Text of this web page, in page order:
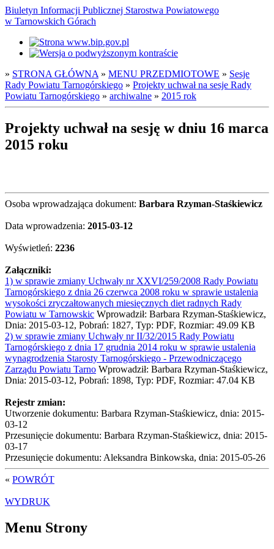
Biuletyn Informacji Publicznej Starostwa Powiatowego
w Tarnowskich Górach
» STRONA GŁÓWNA » MENU PRZEDMIOTOWE » Sesje
Rady Powiatu Tarnogórskiego » Projekty uchwał na sesje Rady
Powiatu Tarnogórskiego » archiwalne » 2015 rok
Projekty uchwał na sesję w dniu 16 marca
2015 roku
Osoba wprowadzająca dokument: Barbara Rzyman-Staśkiewicz
Data wprowadzenia: 2015-03-12
Wyświetleń: 2236
Załączniki:
1) w sprawie zmiany Uchwały nr XXVI/259/2008 Rady Powiatu
Tarnogórskiego z dnia 26 czerwca 2008 roku w sprawie ustalenia
wysokości zryczałtowanych miesięcznych diet radnych Rady
Powiatu w Tarnowskic Wprowadził: Barbara Rzyman-Staśkiewicz,
Dnia: 2015-03-12, Pobrań: 1827, Typ: PDF, Rozmiar: 49.09 KB
2) w sprawie zmiany Uchwały nr II/32/2015 Rady Powiatu
Tarnogórskiego z dnia 17 grudnia 2014 roku w sprawie ustalenia
wynagrodzenia Starosty Tarnogórskiego - Przewodniczącego
Zarządu Powiatu Tarno Wprowadził: Barbara Rzyman-Staśkiewicz,
Dnia: 2015-03-12, Pobrań: 1898, Typ: PDF, Rozmiar: 47.04 KB
Rejestr zmian:
Utworzenie dokumentu: Barbara Rzyman-Staśkiewicz, dnia: 2015-
03-12
Przesunięcie dokumentu: Barbara Rzyman-Staśkiewicz, dnia: 2015-
03-17
Przesunięcie dokumentu: Aleksandra Binkowska, dnia: 2015-05-26
« POWRÓT
WYDRUK
Menu Strony